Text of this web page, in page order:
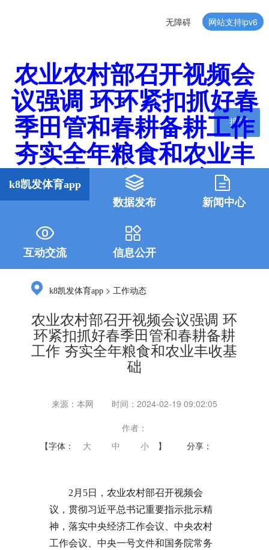
无障碍 网站支持ipv6
农业农村部召开视频会
议强调 环环紧扣抓好春
季田管和春耕备耕工作
夯实全年粮食和农业丰
收基础-k8凯发体育app
搜索
k8凯发体育app
数据发布
新闻中心
互动交流 信息公开
k8凯发体育app >工作动态
农业农村部召开视频会议强调 环
环紧扣抓好春季田管和春耕备耕
工作 夯实全年粮食和农业丰收基
础
来源：本网
时间：2024-02-19 09:02:05
作者：
【字体：
大 中 小 】 分享：
2月5日，农业农村部召开视频会
议，贯彻习近平总书记重要指示批示精
神，落实中央经济工作会议、中央农村
工作会议、中央一号文件和国务院常务